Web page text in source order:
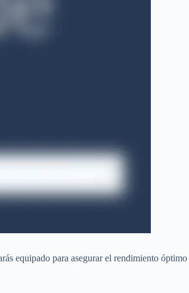
equipado para asegurar el rendimiento óptimo